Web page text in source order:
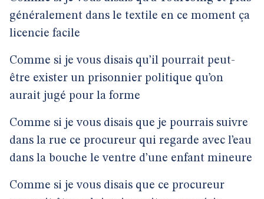
généralement dans le textile en ce moment ça
licencie facile
Comme si je vous disais qu’il pourrait peut-
être exister un prisonnier politique qu’on
aurait jugé pour la forme
Comme si je vous disais que je pourrais suivre
dans la rue ce procureur qui regarde avec l’eau
dans la bouche le ventre d’une enfant mineure
Comme si je vous disais que ce procureur